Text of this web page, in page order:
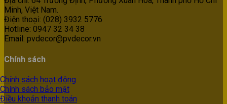
Minh, Việt Nam.
Điện thoại: (028) 3932 5776
Hotline: 0947 32 34 38
Email: pvdecor@pvdecor.vn
Chính sách
Chính sách hoạt động
Chính sách bảo mật
Điều khoản thanh toán